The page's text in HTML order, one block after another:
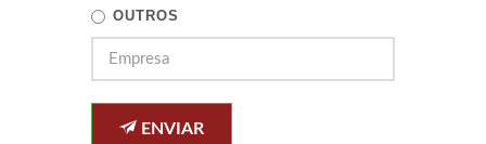
OUTROS
ENVIAR